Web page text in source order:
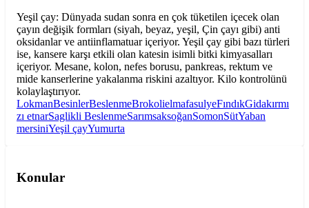
Yeşil çay: Dünyada sudan sonra en çok tüketilen içecek olan
çayın değişik formları (siyah, beyaz, yeşil, Çin çayı gibi) anti
oksidanlar ve antiinflamatuar içeriyor. Yeşil çay gibi bazı türleri
ise, kansere karşı etkili olan katesin isimli bitki kimyasalları
içeriyor. Mesane, kolon, nefes borusu, pankreas, rektum ve
mide kanserlerine yakalanma riskini azaltıyor. Kilo kontrolünü
kolaylaştırıyor.
LokmanBesinlerBeslenmeBrokolielmafasulyeFındıkGidakırmı
zı etnarSaglikli BeslenmeSarımsaksoğanSomonSütYaban
mersiniYeşil çayYumurta
Konular